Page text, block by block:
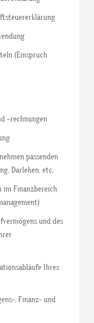
(Einspruch
–rechnungen
passenden
Darlehen, etc.
im Finanzbereich
und des
Ihres
, Finanz- und